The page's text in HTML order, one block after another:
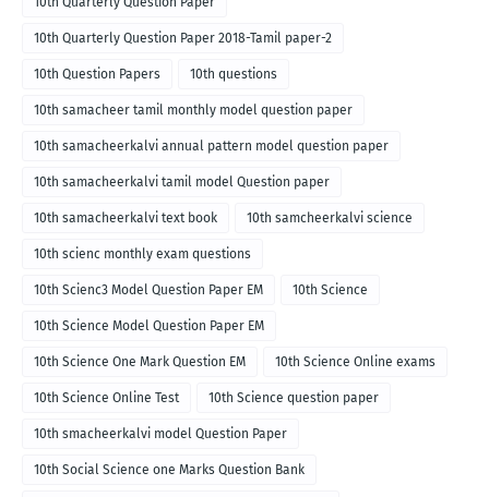
10th Quarterly Question Paper 2018-Tamil paper-2
10th Question Papers 10th questions
10th samacheer tamil monthly model question paper
10th samacheerkalvi annual pattern model question paper
10th samacheerkalvi tamil model Question paper
10th samacheerkalvi text book 10th samcheerkalvi science
10th scienc monthly exam questions
10th Scienc3 Model Question Paper EM 10th Science
10th Science Model Question Paper EM
10th Science One Mark Question EM 10th Science Online exams
10th Science Online Test 10th Science question paper
10th smacheerkalvi model Question Paper
10th Social Science one Marks Question Bank